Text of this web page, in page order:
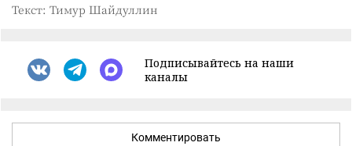
Текст: Тимур Шайдуллин
Подписывайтесь на наши
каналы
Комментировать